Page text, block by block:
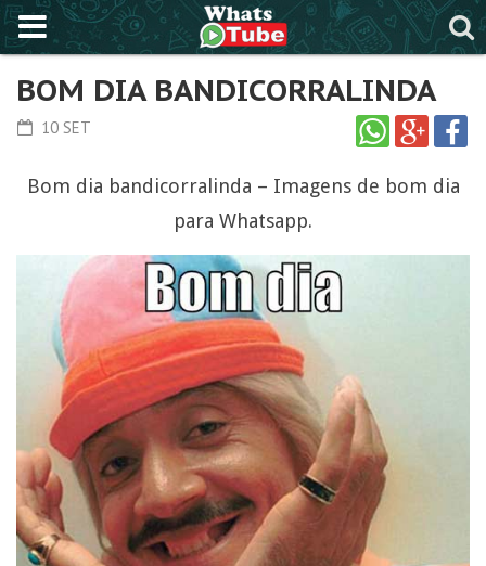
BOM DIA BANDICORRALINDA
10 SET
Bom dia bandicorralinda – Imagens de bom dia
para Whatsapp.